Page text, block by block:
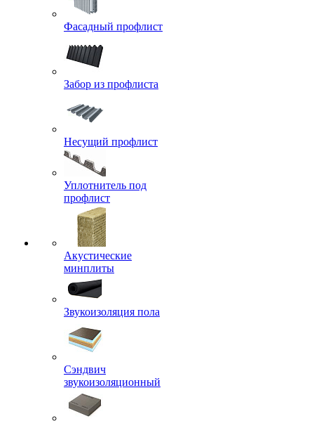
Фасадный профлист
Забор из профлиста
Несущий профлист
Уплотнитель под
профлист
Акустические
минплиты
Звукоизоляция пола
Сэндвич
звукоизоляционный